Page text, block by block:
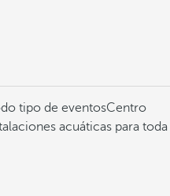
tipo de eventosCentro
acuáticas para toda